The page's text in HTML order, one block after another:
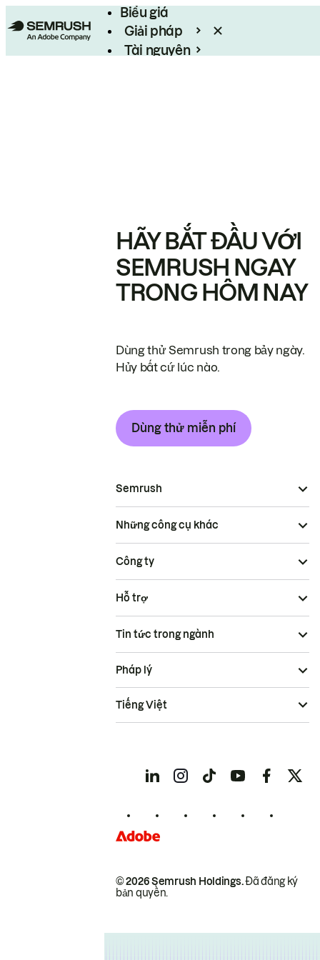
Biểu giá
Giải pháp
Tài nguyên
HÃY BẮT ĐẦU VỚI
SEMRUSH NGAY
TRONG HÔM NAY
Dùng thử Semrush trong bảy ngày.
Hủy bất cứ lúc nào.
Dùng thử miễn phí
Semrush
Những công cụ khác
Công ty
Hỗ trợ
Tin tức trong ngành
© 2026 Semrush Holdings.Đã đăng ký
bản quyền.
Pháp lý
Tiếng Việt